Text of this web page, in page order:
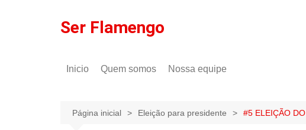
Ser Flamengo
Inicio Quem somos
Política de privacidade
Nossa equipe
Gilson Lima
Página inicial Eleição para presidente #5 ELEIÇÃO